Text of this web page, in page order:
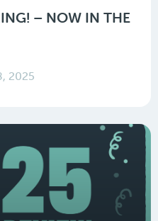
– NOW IN THE
2025